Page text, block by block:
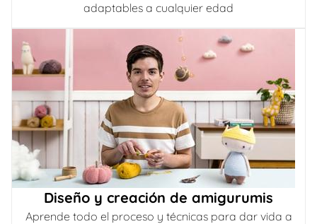
adaptables a cualquier edad
Diseño y creación de amigurumis
Aprende todo el proceso y técnicas para dar vida a